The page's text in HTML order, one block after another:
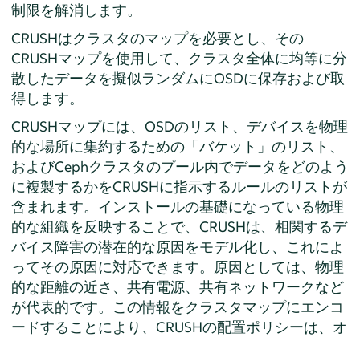
制限を解消します。
CRUSHはクラスタのマップを必要とし、その
CRUSHマップを使用して、クラスタ全体に均等に分
散したデータを擬似ランダムにOSDに保存および取
得します。
CRUSHマップには、OSDのリスト、デバイスを物理
的な場所に集約するための「バケット」のリスト、
およびCephクラスタのプール内でデータをどのよう
に複製するかをCRUSHに指示するルールのリストが
含まれます。インストールの基礎になっている物理
的な組織を反映することで、CRUSHは、相関するデ
バイス障害の潜在的な原因をモデル化し、これによ
ってその原因に対応できます。原因としては、物理
的な距離の近さ、共有電源、共有ネットワークなど
が代表的です。この情報をクラスタマップにエンコ
ードすることにより、CRUSHの配置ポリシーは、オ